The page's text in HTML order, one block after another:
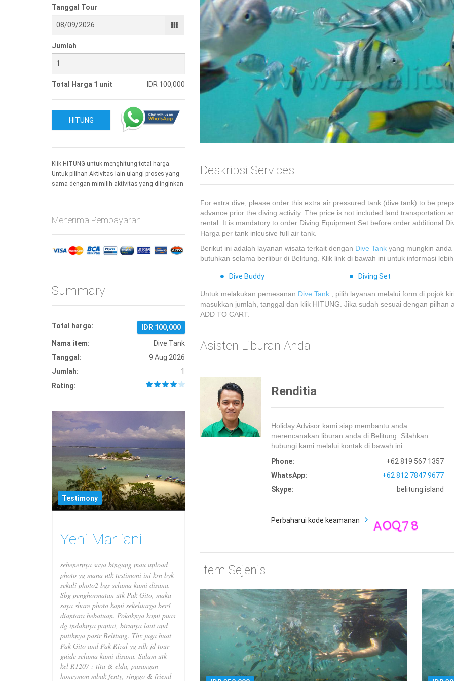
Tanggal Tour
Jumlah
Total Harga 1 unit IDR 100,000
HITUNG
Klik HITUNG untuk menghitung total harga.
Untuk pilihan Aktivitas lain ulangi proses yang
sama dengan mimilih aktivitas yang diinginkan
Menerima Pembayaran
Summary
Total harga:
IDR 100,000
Nama item:
Dive Tank
Tanggal:
9 Aug 2026
Jumlah:
1
Rating:
Testimony
Yeni Marliani
sebenernya saya bingung mau upload
photo yg mana utk testimoni ini krn byk
sekali photo2 bgs selama kami disana.
Sbg penghormatan utk Pak Gito, maka
saya share photo kami sekeluarga ber4
diantara bebatuan. Pokoknya kami puas
dg indahnya pantai, birunya laut and
putihnya pasir Belitung. Thx juga buat
Pak Gito and Pak Rizal yg sdh jd tour
guide selama kami disana. Salam utk
kel R1207 : tita & elda, pasangan
honeymon mbak fenty, ringgo & friend
Deskripsi Services
For extra dive, please order this extra air pressured tank (dive tank) to be
advance prior the diving activity. The price is not included land transportation
rental. It is mandatory to order Diving Equipment Set before order additional
Harga per tank inlcusive full air tank.
Berikut ini adalah layanan wisata terkait dengan Dive Tankyang mungkin anda
butuhkan selama berlibur di Belitung. Klik link di bawah ini untuk informasi
Dive Buddy Diving Set
Untuk melakukan pemesanan Dive Tank, pilih layanan melalui form di pojok
masukkan jumlah, tanggal dan klik HITUNG. Jika sudah sesuai dengan pilhan
ADD TO CART.
Asisten Liburan Anda
Renditia
Holiday Advisor kami siap membantu anda
merencanakan liburan anda di Belitung. Silahkan
hubungi kami melalui kontak di bawah ini.
Phone:
+62 819 567 1357
WhatsApp:
+62 812 7847 9677
Skype:
belitung.island
Perbaharui kode keamanan
Item Sejenis